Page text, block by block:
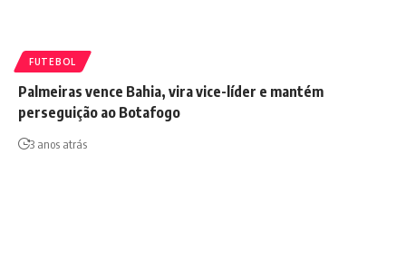
FUTEBOL
Palmeiras vence Bahia, vira vice-líder e mantém
perseguição ao Botafogo
3 anos atrás